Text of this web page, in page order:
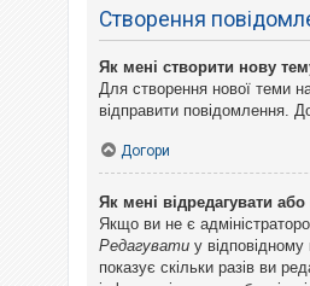
Створення
Як мені створити нову
Для створення нової теми
відправити повідомлення.
Догори
Як мені відредагувати
Якщо ви не є
Редагувати у
показує скільки разів ви